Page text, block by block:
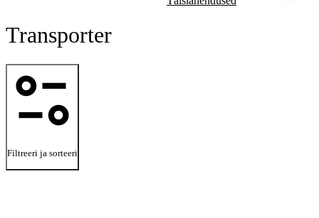
Transporter
Filtreeri ja sorteeri